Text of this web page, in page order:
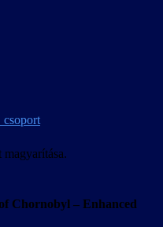
csoport
magyarítása.
Chornobyl – Enhanced